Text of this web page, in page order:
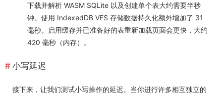
下载并解析 WASM SQLite 以及创建单个表大约需要半秒
钟。使用 IndexedDB VFS 存储数据持久化额外增加了 31
毫秒。启用缓存并已准备好的表重新加载页面会更快，大约
420 毫秒（内存）。
小写延迟
接下来，让我们测试小写操作的延迟。当你进行许多相互独立的